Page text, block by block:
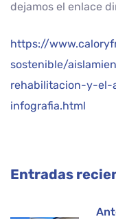
Entradas
dejamos el enlace
https://
sostenible/
rehabilitacion-y-el-
infografia.html